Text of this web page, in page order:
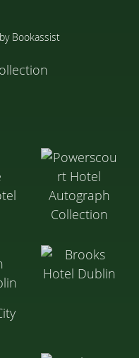
Bookassist